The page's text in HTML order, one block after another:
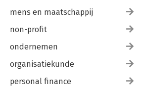
mens en maatschappij
non-profit
ondernemen
organisatiekunde
personal finance